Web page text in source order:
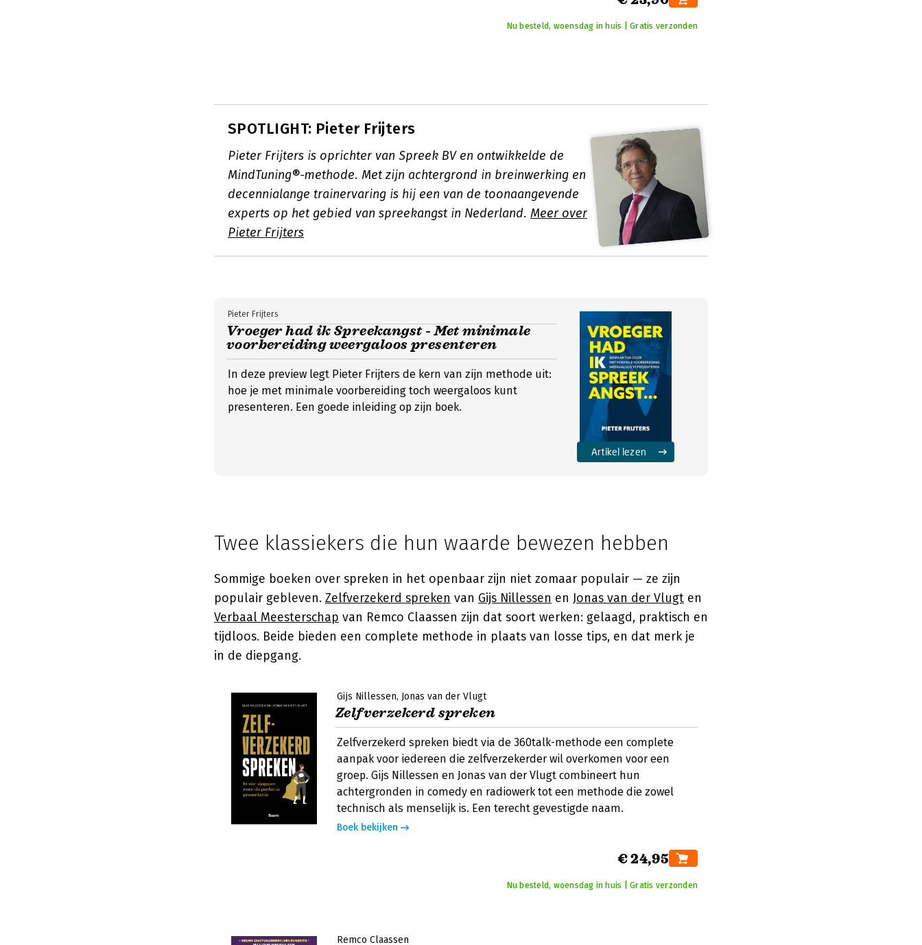
Nu besteld, woensdag in huis | Gratis verzonden
SPOTLIGHT: Pieter Frijters
Pieter Frijters is oprichter van Spreek BV en ontwikkelde de
MindTuning®-methode. Met zijn achtergrond in breinwerking en
decennialange trainervaring is hij een van de toonaangevende
experts op het gebied van spreekangst in Nederland. Meer over
Pieter Frijters
Vroeger had ik Spreekangst - Met minimale
voorbereiding weergaloos presenteren
Pieter Frijters
In deze preview legt Pieter Frijters de kern van zijn methode uit:
hoe je met minimale voorbereiding toch weergaloos kunt
presenteren. Een goede inleiding op zijn boek.
Artikel lezen
Twee klassiekers die hun waarde bewezen hebben
Sommige boeken over spreken in het openbaar zijn niet zomaar populair — ze zijn
populair gebleven. Zelfverzekerd spreken van Gijs Nillessen en Jonas van der Vlugt en
Verbaal Meesterschap van Remco Claassen zijn dat soort werken: gelaagd, praktisch en
tijdloos. Beide bieden een complete methode in plaats van losse tips, en dat merk je
in de diepgang.
Gijs Nillessen Jonas van der Vlugt
Zelfverzekerd spreken
Zelfverzekerd spreken biedt via de 360talk-methode een complete
aanpak voor iedereen die zelfverzekerder wil overkomen voor een
groep. Gijs Nillessen en Jonas van der Vlugt combineert hun
achtergronden in comedy en radiowerk tot een methode die zowel
technisch als menselijk is. Een terecht gevestigde naam.
Boek bekijken
€ 24,95
Nu besteld, woensdag in huis | Gratis verzonden
Remco Claassen